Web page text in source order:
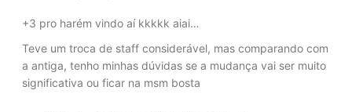
+3 pro harém vindo aí kkkkk aiai…
Teve um troca de staff considerável, mas comparando com
a antiga, tenho minhas dúvidas se a mudança vai ser muito
significativa ou ficar na msm bosta